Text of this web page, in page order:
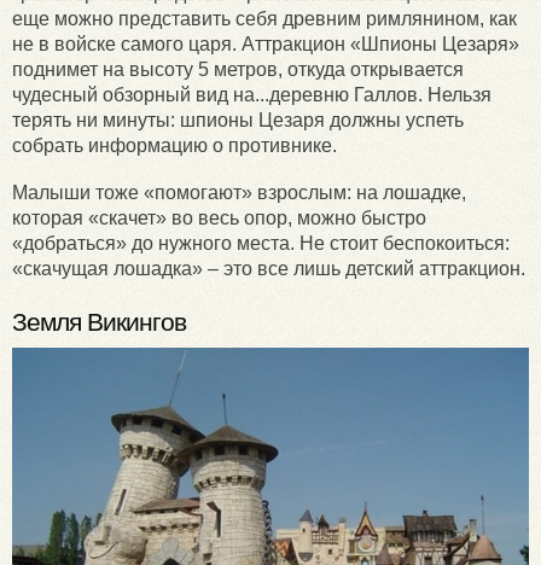
еще можно представить себя древним римлянином, как
не в войске самого царя. Аттракцион «Шпионы Цезаря»
поднимет на высоту 5 метров, откуда открывается
чудесный обзорный вид на...деревню Галлов. Нельзя
терять ни минуты: шпионы Цезаря должны успеть
собрать информацию о противнике.
Малыши тоже «помогают» взрослым: на лошадке,
которая «скачет» во весь опор, можно быстро
«добраться» до нужного места. Не стоит беспокоиться:
«скачущая лошадка» – это все лишь детский аттракцион.
Земля Викингов